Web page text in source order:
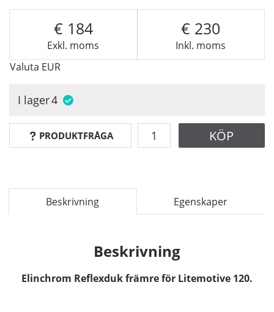
Exkl. moms
184
Inkl. moms
230
Valuta EUR
I lager4
PRODUKTFRÅGA KÖP
Beskrivning Egenskaper
Beskrivning
Elinchrom Reflexduk främre för Litemotive 120.